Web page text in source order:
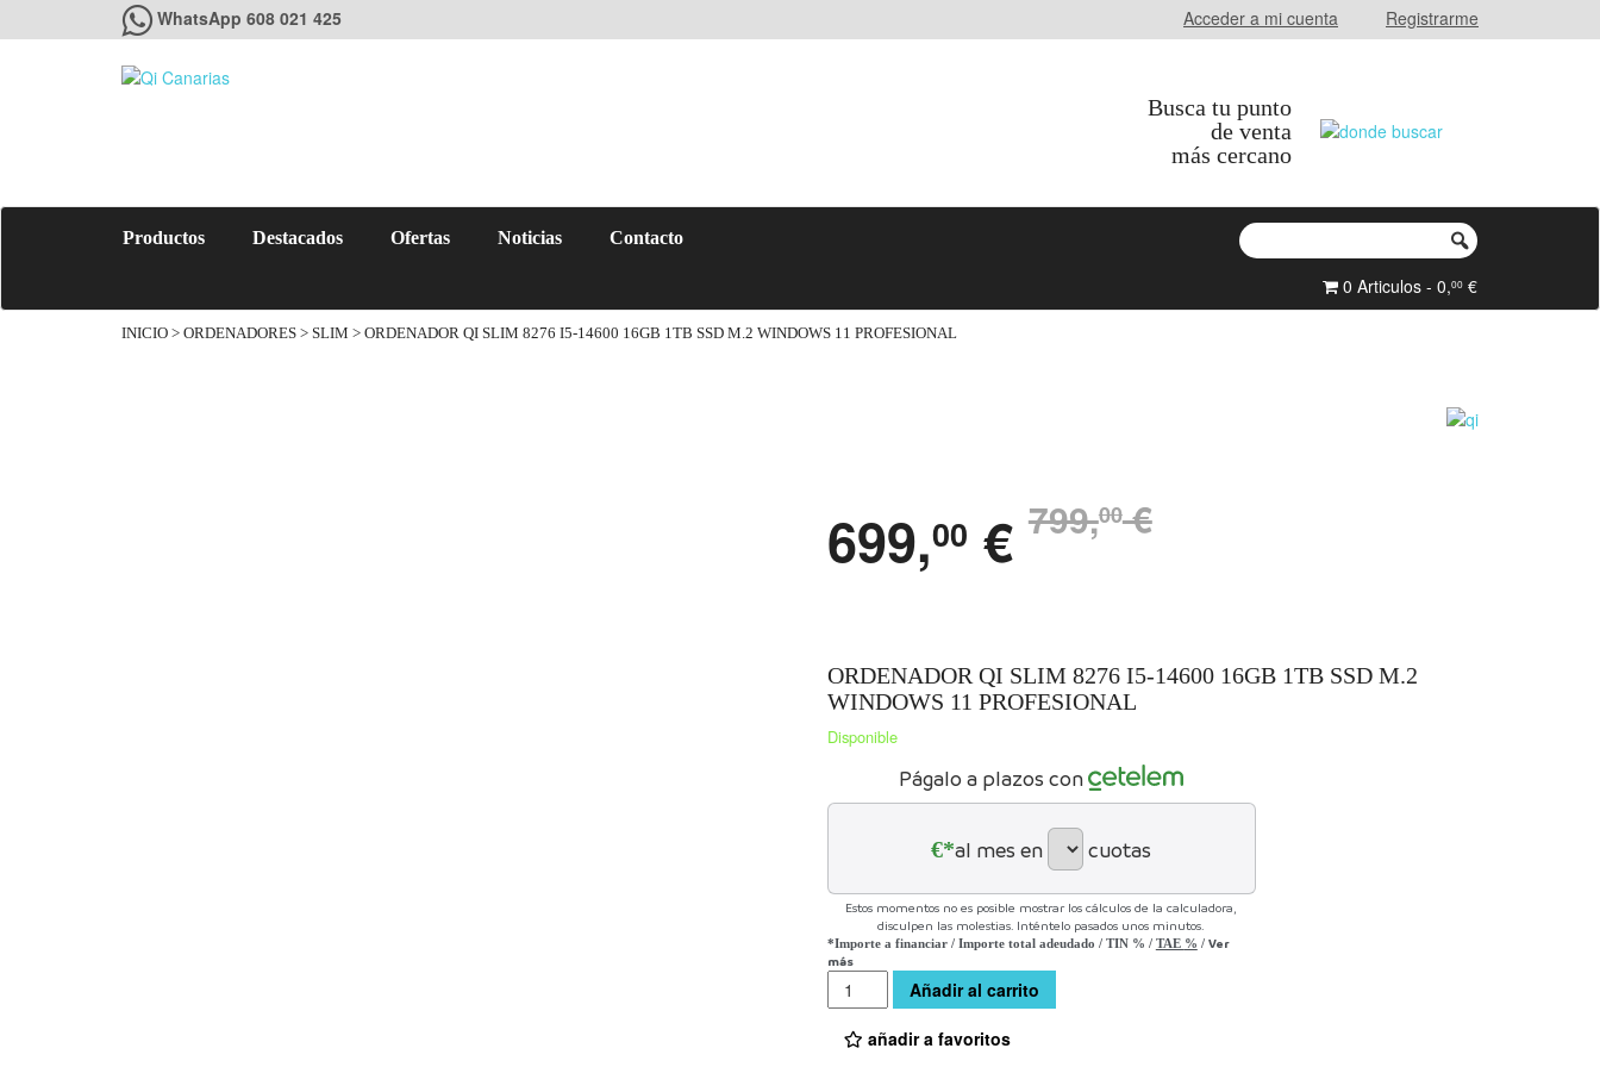
WhatsApp 608 021 425 Acceder a mi cuenta Registrarme
Busca tu punto
de venta
más cercano
Productos Destacados Ofertas Noticias Contacto
0 Articulos - 0,00 €
INICIO > ORDENADORES > SLIM > ORDENADOR QI SLIM 8276 I5-14600 16GB 1TB SSD M.2 WINDOWS 11 PROFESIONAL
699,00 € 799,00€
ORDENADOR QI SLIM 8276 I5-14600 16GB 1TB SSD M.2
WINDOWS 11 PROFESIONAL
Disponible
Págalo a plazos con
€*al mes en cuotas
Estos momentos no es posible mostrar los cálculos de la calculadora,
disculpen las molestias. Inténtelo pasados unos minutos.
*Importe a financiar / Importe total adeudado / TIN % / TAE % / Ver
más
Cantidad Añadir al carrito
añadir a favoritos